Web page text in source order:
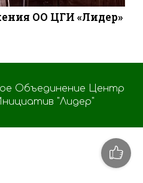
ОО ЦГИ «Лидер»
Объединение Центр
"Лидер"